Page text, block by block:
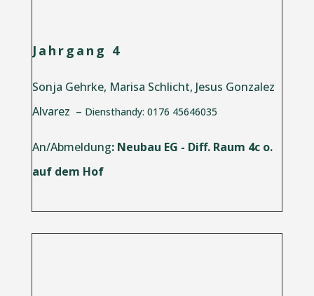
Jahrgang 4
Sonja Gehrke, Marisa Schlicht, Jesus Gonzalez
Alvarez – Diensthandy: 0176 45646035
An/Abmeldung: Neubau EG - Diff. Raum 4c o.
auf dem Hof